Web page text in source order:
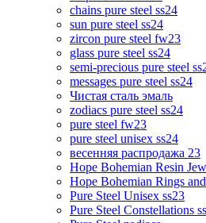
chains pure steel ss24
sun pure steel ss24
zircon pure steel fw23
glass pure steel ss24
semi-precious pure steel
messages pure steel ss24
Чистая сталь эмаль
zodiacs pure steel ss24
pure steel fw23
pure steel unisex ss24
весенняя распродажа 23
Hope Bohemian Resin
Hope Bohemian Rings
Pure Steel Unisex ss23
Pure Steel Constellations